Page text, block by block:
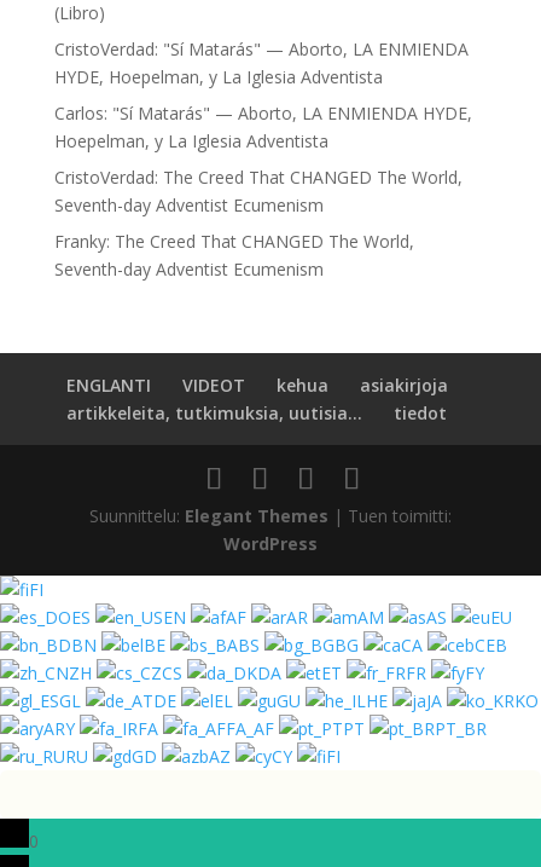
(Libro)
CristoVerdad: "Sí Matarás" — Aborto, LA ENMIENDA
HYDE, Hoepelman, y La Iglesia Adventista
Carlos: "Sí Matarás" — Aborto, LA ENMIENDA HYDE,
Hoepelman, y La Iglesia Adventista
CristoVerdad: The Creed That CHANGED The World,
Seventh-day Adventist Ecumenism
Franky: The Creed That CHANGED The World,
Seventh-day Adventist Ecumenism
ENGLANTI VIDEOT kehua
asiakirjoja
artikkeleita, tutkimuksia, uutisia...
tiedot
Suunnittelu: Elegant Themes | Tuen toimitti:
WordPress
FI
ES
EN AF AR AM AS
EU
BN
BE BS BG CA
CEB
ZH
CS DA ET FR
FY
GL
DE EL GU HE JA
KO
ARY
FA FA_AF PT
PT_BR
RU
GD AZ CY FI
0